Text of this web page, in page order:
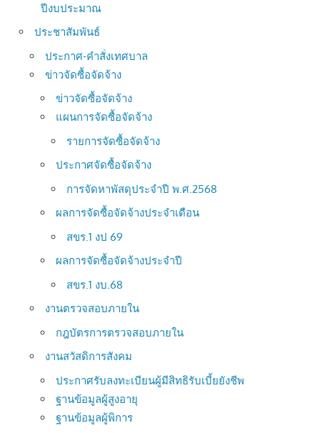
ปีงบประมาณ
ประชาสัมพันธ์
ประกาศ-คำสั่งเทศบาล
ข่าวจัดซื้อจัดจ้าง
ข่าวจัดซื้อจัดจ้าง
แผนการจัดซื้อจัดจ้าง
รายการจัดซื้อจัดจ้าง
ประกาศจัดซื้อจัดจ้าง
การจัดหาพัสดุประจำปี พ.ศ.2568
ผลการจัดซื้อจัดจ้างประจำเดือน
สขร.1 งป 69
ผลการจัดซื้อจัดจ้างประจำปี
สขร.1 งบ.68
งานตรวจสอบภายใน
กฎบัตรการตรวจสอบภายใน
งานสวัสดิการสังคม
ประกาศรับลงทะเบียนผู้มีสิทธิรับเบี้ยยังชีพ
ฐานข้อมูลผู้สูงอายุ
ฐานข้อมูลผู้พิการ